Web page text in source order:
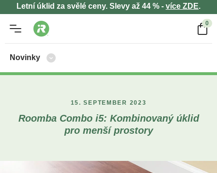
Letní úklid za svělé ceny. Slevy až 44 % - více ZDE.
0
Novinky
15. SEPTEMBER 2023
Roomba Combo i5: Kombinovaný úklid
pro menší prostory